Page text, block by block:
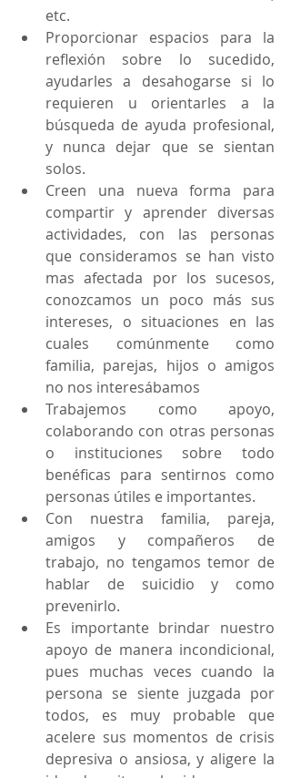
etc.
Proporcionar espacios para la
reflexión sobre lo sucedido,
ayudarles a desahogarse si lo
requieren u orientarles a la
búsqueda de ayuda profesional,
y nunca dejar que se sientan
solos.
Creen una nueva forma para
compartir y aprender diversas
actividades, con las personas
que consideramos se han visto
mas afectada por los sucesos,
conozcamos un poco más sus
intereses, o situaciones en las
cuales comúnmente como
familia, parejas, hijos o amigos
no nos interesábamos
Trabajemos como apoyo,
colaborando con otras personas
o instituciones sobre todo
benéficas para sentirnos como
personas útiles e importantes.
Con nuestra familia, pareja,
amigos y compañeros de
trabajo, no tengamos temor de
hablar de suicidio y como
prevenirlo.
Es importante brindar nuestro
apoyo de manera incondicional,
pues muchas veces cuando la
persona se siente juzgada por
todos, es muy probable que
acelere sus momentos de crisis
depresiva o ansiosa, y aligere la